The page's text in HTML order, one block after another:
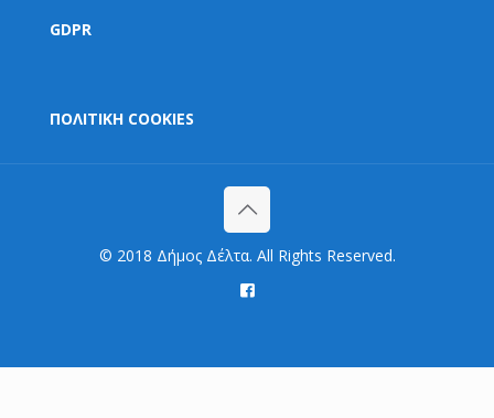
GDPR
ΠΟΛΙΤΙΚΗ COOKIES
© 2018 Δήμος Δέλτα. All Rights Reserved.